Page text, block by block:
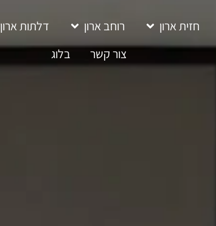
חזית ארון רוחב ארון דלתות ארון
צור קשר
בלוג